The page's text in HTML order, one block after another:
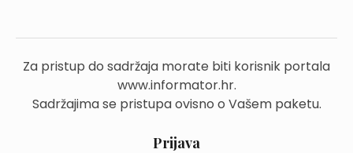
Za pristup do sadržaja morate biti korisnik portala
www.informator.hr.
Sadržajima se pristupa ovisno o Vašem paketu.
Prijava